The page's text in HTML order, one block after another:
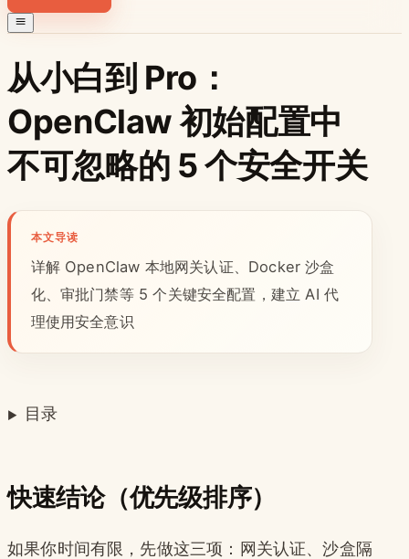
从小白到 Pro：
OpenClaw 初始配置中
不可忽略的 5 个安全开关
本文导读
详解 OpenClaw 本地网关认证、Docker 沙盒
化、审批门禁等 5 个关键安全配置，建立 AI 代
理使用安全意识
目录
快速结论（优先级排序）
如果你时间有限，先做这三项：网关认证、沙盒隔